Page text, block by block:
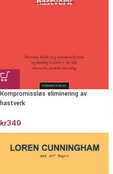
Kompromissløs eliminering av
hastverk
kr349